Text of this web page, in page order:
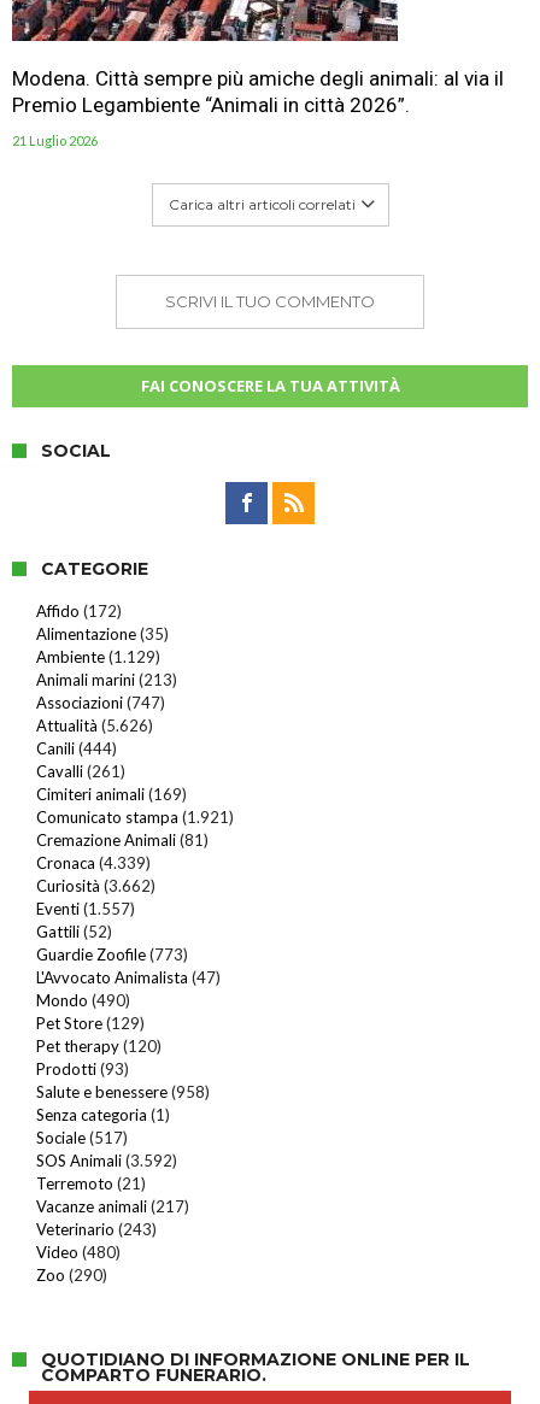
Modena. Città sempre più amiche degli animali: al via il
Premio Legambiente “Animali in città 2026”.
21 Luglio 2026
Carica altri articoli correlati
SCRIVI IL TUO COMMENTO
FAI CONOSCERE LA TUA ATTIVITÀ
SOCIAL
CATEGORIE
Affido (172)
Alimentazione(35)
Ambiente(1.129)
Animali marini(213)
Associazioni(747)
Attualità (5.626)
Canili(444)
Cavalli(261)
Cimiteri animali(169)
Comunicato stampa (1.921)
Cremazione Animali(81)
Cronaca (4.339)
Curiosità (3.662)
Eventi(1.557)
Gattili(52)
Guardie Zoofile(773)
L'Avvocato Animalista (47)
Mondo (490)
Pet Store(129)
Pet therapy(120)
Prodotti(93)
Salute e benessere(958)
Senza categoria (1)
Sociale(517)
SOS Animali(3.592)
Terremoto (21)
Vacanze animali(217)
Veterinario (243)
Video (480)
Zoo (290)
QUOTIDIANO DI INFORMAZIONE ONLINE PER IL
COMPARTO FUNERARIO.